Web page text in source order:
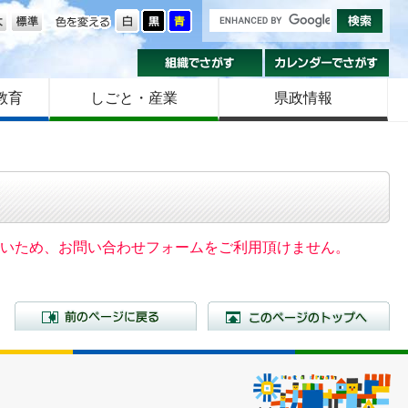
色を変える
大きさ
組織でさがす
育 しごと・産業 県政情報
ため、お問い合わせフォームをご利用頂けません。
前のページに戻る